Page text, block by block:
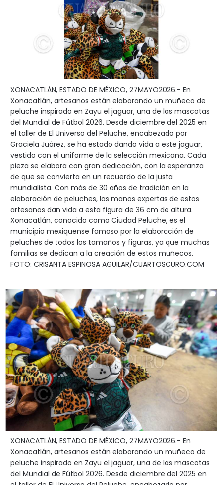
XONACATLÁN, ESTADO DE MÉXICO, 27MAYO2026.- En
Xonacatlán, artesanos están elaborando un muñeco de
peluche inspirado en Zayu el jaguar, una de las mascotas
del Mundial de Fútbol 2026. Desde diciembre del 2025 en
el taller de El Universo del Peluche, encabezado por
Graciela Juárez, se ha estado dando vida a este jaguar,
vestido con el uniforme de la selección mexicana. Cada
pieza se elabora con gran dedicación, con la esperanza
de que se convierta en un recuerdo de la justa
mundialista. Con más de 30 años de tradición en la
elaboración de peluches, las manos expertas de estos
artesanos dan vida a esta figura de 36 cm de altura.
Xonacatlán, conocido como Ciudad Peluche, es el
municipio mexiquense famoso por la elaboración de
peluches de todos los tamaños y figuras, ya que muchas
familias se dedican a la creación de estos muñecos.
FOTO: CRISANTA ESPINOSA AGUILAR/CUARTOSCURO.COM
XONACATLÁN, ESTADO DE MÉXICO, 27MAYO2026.- En
Xonacatlán, artesanos están elaborando un muñeco de
peluche inspirado en Zayu el jaguar, una de las mascotas
del Mundial de Fútbol 2026. Desde diciembre del 2025 en